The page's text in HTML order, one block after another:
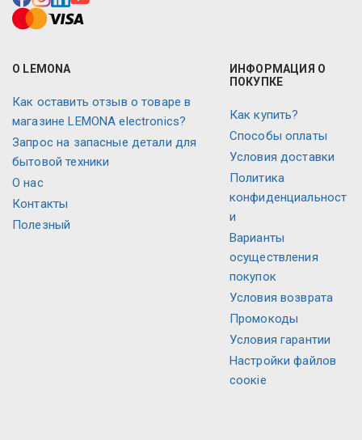
О LEMONA
Как оставить отзыв о товаре в
магазине LEMONA electronics?
Запрос на запасные детали для
бытовой техники
О нас
Контакты
Полезный
ИНФОРМАЦИЯ О
ПОКУПКЕ
Как купить?
Способы оплаты
Условия доставки
Политика
конфиденциальност
и
Варианты
осуществления
покупок
Условия возврата
Промокоды
Условия гарантии
Настройки файлов
соокіе